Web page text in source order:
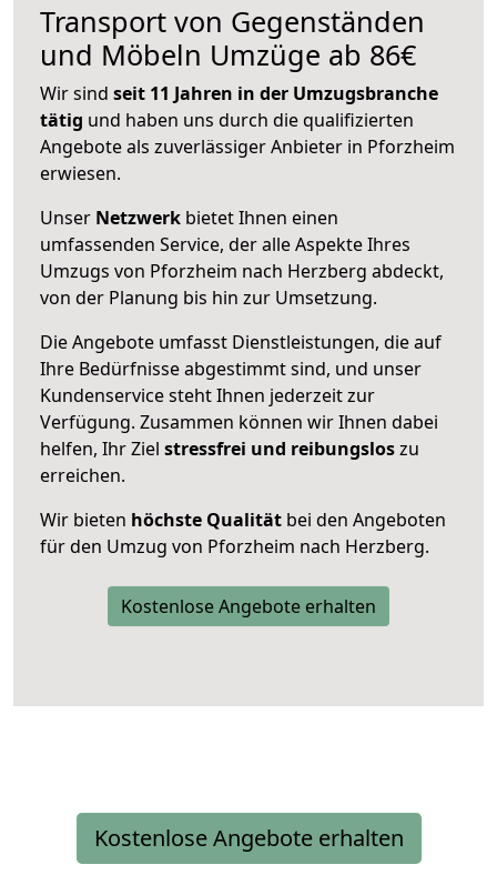
Transport von Gegenständen
und Möbeln Umzüge ab 86€
Wir sind seit 11 Jahren in der Umzugsbranche
tätig und haben uns durch die qualifizierten
Angebote als zuverlässiger Anbieter in Pforzheim
erwiesen.
Unser Netzwerk bietet Ihnen einen
umfassenden Service, der alle Aspekte Ihres
Umzugs von Pforzheim nach Herzberg abdeckt,
von der Planung bis hin zur Umsetzung.
Die Angebote umfasst Dienstleistungen, die auf
Ihre Bedürfnisse abgestimmt sind, und unser
Kundenservice steht Ihnen jederzeit zur
Verfügung. Zusammen können wir Ihnen dabei
helfen, Ihr Ziel stressfrei und reibungsloszu
erreichen.
Wir bieten höchste Qualität bei den Angeboten
für den Umzug von Pforzheim nach Herzberg.
Kostenlose Angebote erhalten
Kostenlose Angebote erhalten